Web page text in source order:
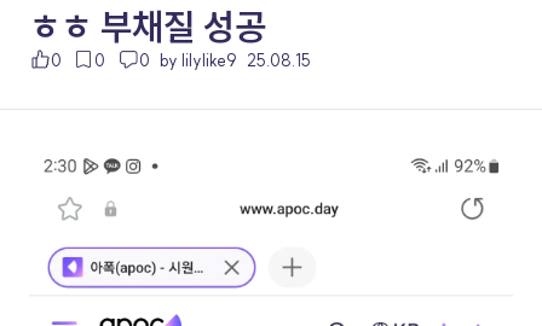
ㅎㅎ 부채질 성공
0 0 0 by lilylike9 25.08.15